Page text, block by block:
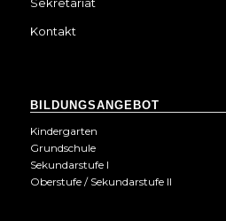
Sekretariat
Kontakt
BILDUNGSANGEBOT
Kindergarten
Grundschule
Sekundarstufe I
Oberstufe / Sekundarstufe II